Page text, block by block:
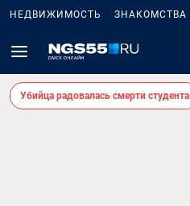
НЕДВИЖИМОСТЬ ЗНАКОМСТВА
Убийца радовалась смерти студента